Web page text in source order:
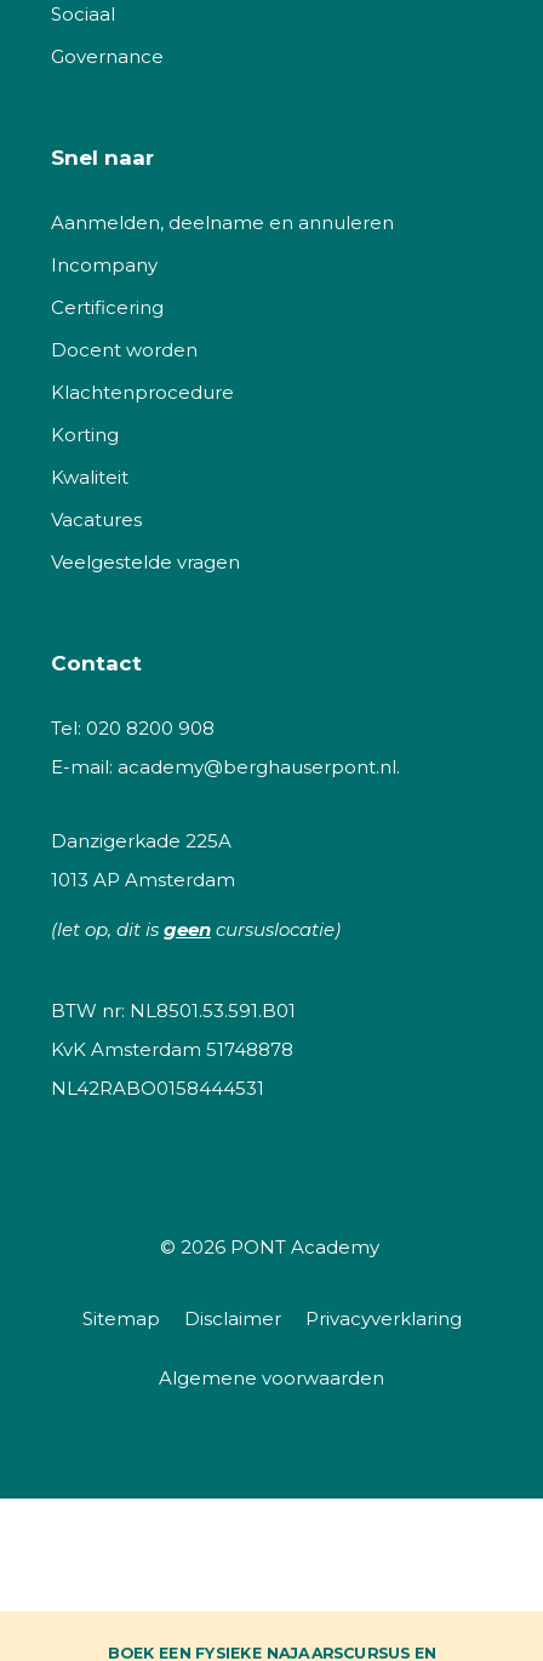
Sociaal
Governance
Snel naar
Aanmelden, deelname en annuleren
Incompany
Certificering
Docent worden
Klachtenprocedure
Korting
Kwaliteit
Vacatures
Veelgestelde vragen
Contact
Tel: 020 8200 908
E-mail: academy@berghauserpont.nl.
Danzigerkade 225A
1013 AP Amsterdam
(let op, dit is geen cursuslocatie)
BTW nr: NL8501.53.591.B01
KvK Amsterdam 51748878
NL42RABO0158444531
© 2026 PONT Academy
Sitemap Disclaimer Privacyverklaring
Algemene voorwaarden